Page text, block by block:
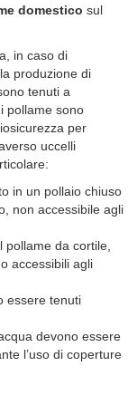
domestico sul
in caso di
produzione di
tenuti a
pollame sono
per
uccelli
in un pollaio chiuso
non accessibile agli
pollame da cortile,
accessibili agli
essere tenuti
devono essere
l’uso di coperture